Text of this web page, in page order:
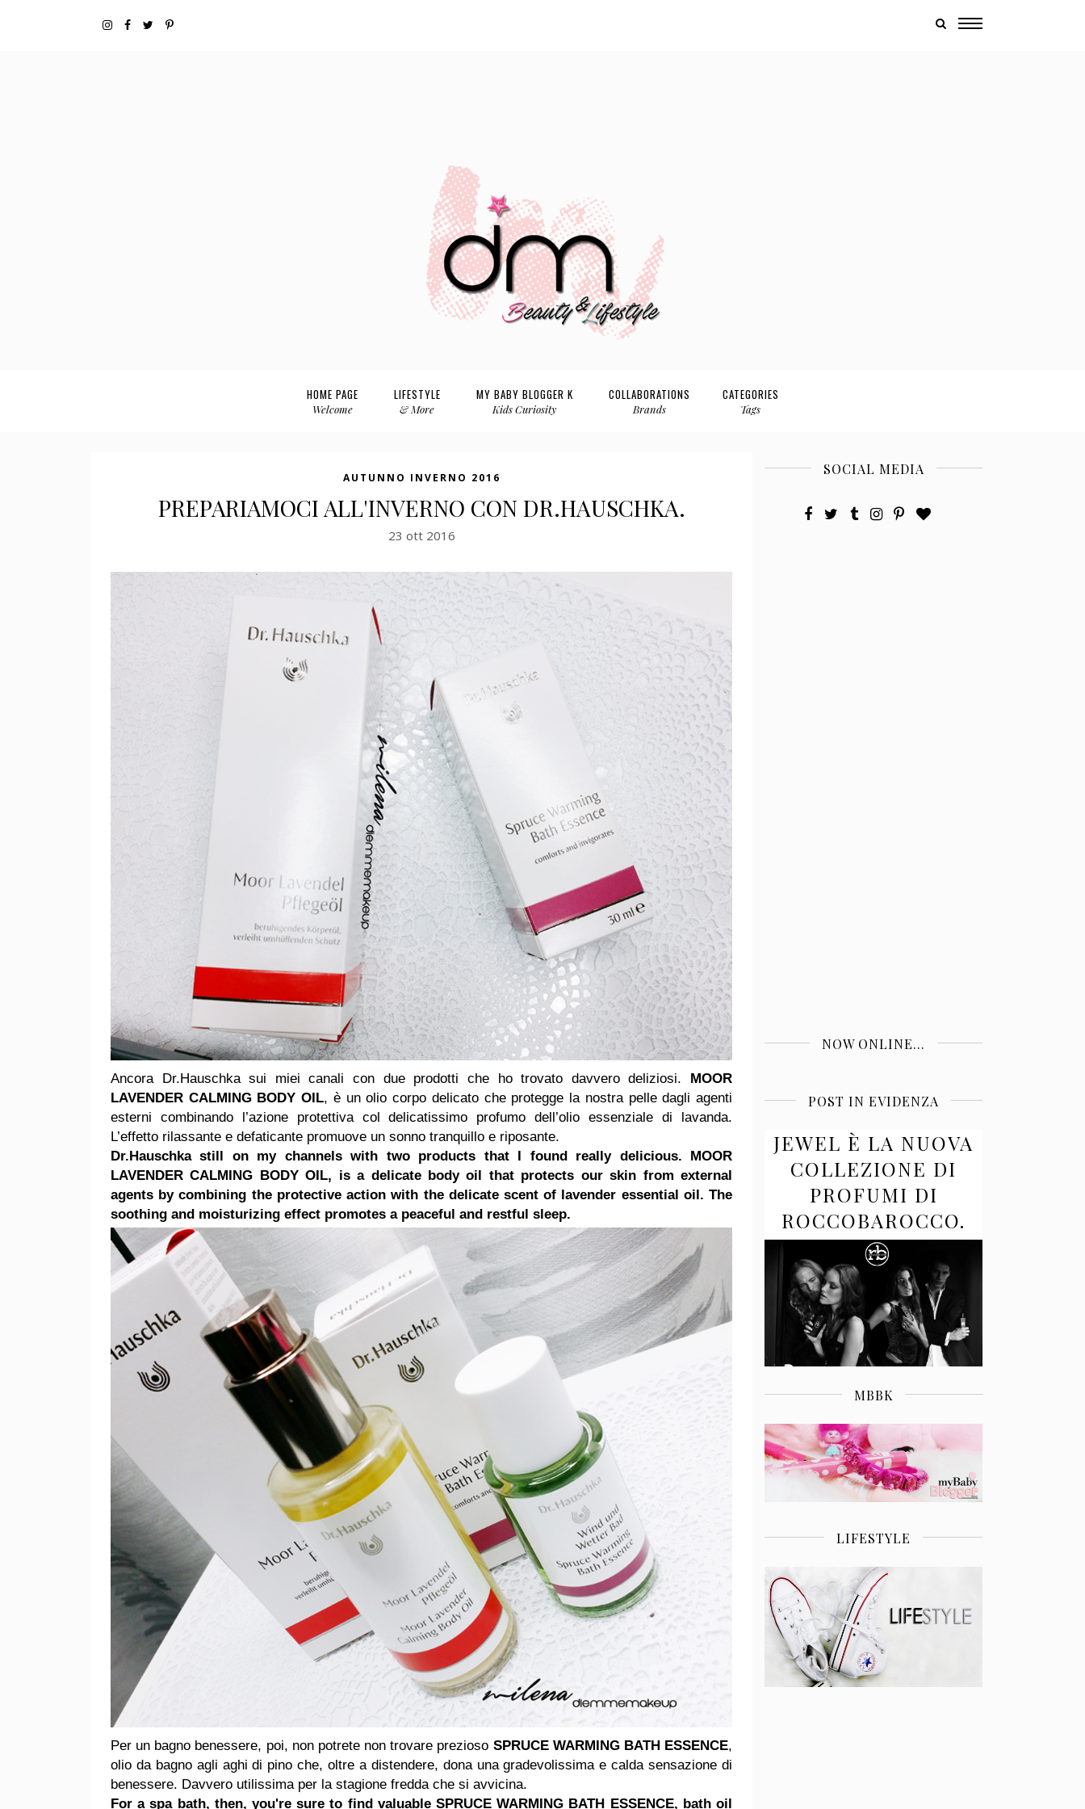
HOME PAGE
Welcome
LIFESTYLE
& More
MY BABY BLOGGER K
Kids Curiosity
COLLABORATIONS
Brands
CATEGORIES
Tags
AUTUNNO INVERNO 2016
PREPARIAMOCI ALL'INVERNO CON DR.HAUSCHKA.
23 ott 2016
Ancora Dr.Hauschka sui miei canali con due prodotti che ho trovato davvero deliziosi. MOOR
LAVENDER CALMING BODY OIL, è un olio corpo delicato che protegge la nostra pelle dagli agenti
esterni combinando l’azione protettiva col delicatissimo profumo dell’olio essenziale di lavanda.
L’effetto rilassante e defaticante promuove un sonno tranquillo e riposante.
Dr.Hauschka still on my channels with two products that I found really delicious. MOOR
LAVENDER CALMING BODY OIL, is a delicate body oil that protects our skin from external
agents by combining the protective action with the delicate scent of lavender essential oil. The
soothing and moisturizing effect promotes a peaceful and restful sleep.
Per un bagno benessere, poi, non potrete non trovare prezioso SPRUCE WARMING BATH ESSENCE,
olio da bagno agli aghi di pino che, oltre a distendere, dona una gradevolissima e calda sensazione di
benessere. Davvero utilissima per la stagione fredda che si avvicina.
For a spa bath, then, you're sure to find valuable SPRUCE WARMING BATH ESSENCE, bath oil
SOCIAL MEDIA
NOW ONLINE...
POST IN EVIDENZA
JEWEL È LA NUOVA
COLLEZIONE DI
PROFUMI DI
ROCCOBAROCCO.
MBBK
LIFESTYLE